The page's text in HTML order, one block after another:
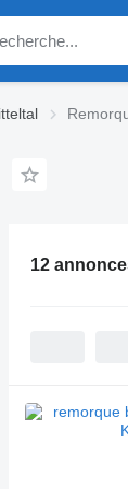
12